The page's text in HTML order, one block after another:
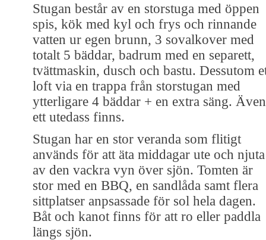
Stugan består av en storstuga med öppen
spis, kök med kyl och frys och rinnande
vatten ur egen brunn, 3 sovalkover med
totalt 5 bäddar, badrum med en separett,
tvättmaskin, dusch och bastu. Dessutom
loft via en trappa från storstugan med
ytterligare 4 bäddar + en extra säng. Även
ett utedass finns.
Stugan har en stor veranda som flitigt
används för att äta middagar ute och njuta
av den vackra vyn över sjön. Tomten är
stor med en BBQ, en sandlåda samt flera
sittplatser anpsassade för sol hela dagen.
Båt och kanot finns för att ro eller paddla
längs sjön.